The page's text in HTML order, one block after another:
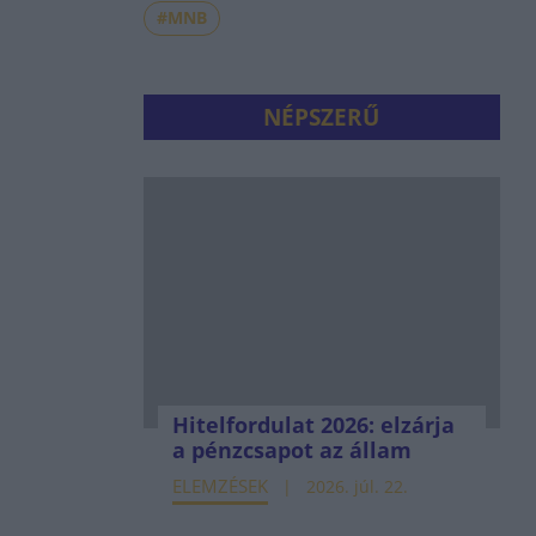
#MNB
NÉPSZERŰ
Hitelfordulat 2026: elzárja
a pénzcsapot az állam
ELEMZÉSEK 2026. júl. 22.